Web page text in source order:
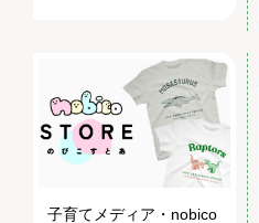
子育てメディア・nobico